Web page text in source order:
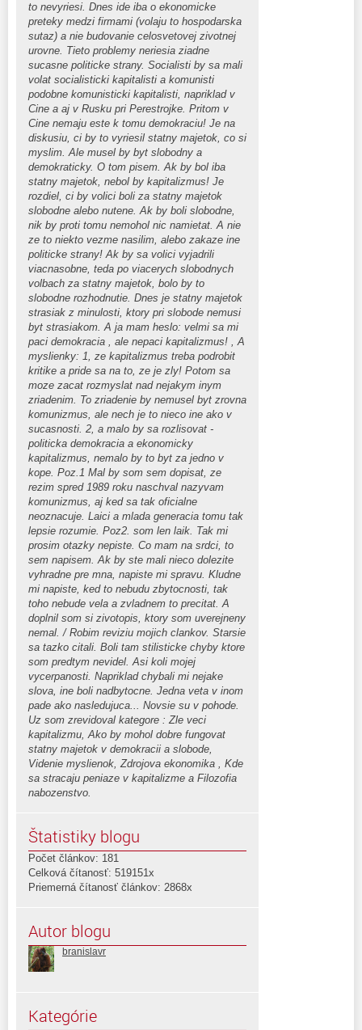
to nevyriesi. Dnes ide iba o ekonomicke
preteky medzi firmami (volaju to hospodarska
sutaz) a nie budovanie celosvetovej zivotnej
urovne. Tieto problemy neriesia ziadne
sucasne politicke strany. Socialisti by sa mali
volat socialisticki kapitalisti a komunisti
podobne komunisticki kapitalisti, napriklad v
Cine a aj v Rusku pri Perestrojke. Pritom v
Cine nemaju este k tomu demokraciu! Je na
diskusiu, ci by to vyriesil statny majetok, co si
myslim. Ale musel by byt slobodny a
demokraticky. O tom pisem. Ak by bol iba
statny majetok, nebol by kapitalizmus! Je
rozdiel, ci by volici boli za statny majetok
slobodne alebo nutene. Ak by boli slobodne,
nik by proti tomu nemohol nic namietat. A nie
ze to niekto vezme nasilim, alebo zakaze ine
politicke strany! Ak by sa volici vyjadrili
viacnasobne, teda po viacerych slobodnych
volbach za statny majetok, bolo by to
slobodne rozhodnutie. Dnes je statny majetok
strasiak z minulosti, ktory pri slobode nemusi
byt strasiakom. A ja mam heslo: velmi sa mi
paci demokracia , ale nepaci kapitalizmus! , A
myslienky: 1, ze kapitalizmus treba podrobit
kritike a pride sa na to, ze je zly! Potom sa
moze zacat rozmyslat nad nejakym inym
zriadenim. To zriadenie by nemusel byt zrovna
komunizmus, ale nech je to nieco ine ako v
sucasnosti. 2, a malo by sa rozlisovat -
politicka demokracia a ekonomicky
kapitalizmus, nemalo by to byt za jedno v
kope. Poz.1 Mal by som sem dopisat, ze
rezim spred 1989 roku naschval nazyvam
komunizmus, aj ked sa tak oficialne
neoznacuje. Laici a mlada generacia tomu tak
lepsie rozumie. Poz2. som len laik. Tak mi
prosim otazky nepiste. Co mam na srdci, to
sem napisem. Ak by ste mali nieco dolezite
vyhradne pre mna, napiste mi spravu. Kludne
mi napiste, ked to nebudu zbytocnosti, tak
toho nebude vela a zvladnem to precitat. A
doplnil som si zivotopis, ktory som uverejneny
nemal. / Robim reviziu mojich clankov. Starsie
sa tazko citali. Boli tam stilisticke chyby ktore
som predtym nevidel. Asi koli mojej
vycerpanosti. Napriklad chybali mi nejake
slova, ine boli nadbytocne. Jedna veta v inom
pade ako nasledujuca... Novsie su v pohode.
Uz som zrevidoval kategore : Zle veci
kapitalizmu, Ako by mohol dobre fungovat
statny majetok v demokracii a slobode,
Videnie myslienok, Zdrojova ekonomika , Kde
sa stracaju peniaze v kapitalizme a Filozofia
nabozenstvo.
Štatistiky blogu
Počet článkov: 181
Celková čítanosť: 519151x
Priemerná čítanosť článkov: 2868x
Autor blogu
branislavr
Kategórie